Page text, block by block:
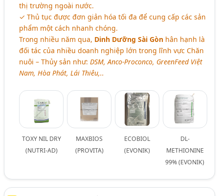
thị trường ngoài nước.
✓ Thủ tục được đơn giản hóa tối đa để cung cấp các sản
phẩm một cách nhanh chóng.
Trong nhiều năm qua, Dinh Dưỡng Sài Gòn hân hạnh là
đối tác của nhiều doanh nghiệp lớn trong lĩnh vực Chăn
nuôi – Thủy sản như:DSM, Anco-Proconco, GreenFeed Việt
Nam, Hòa Phát, Lái Thiêu,..
TOXY NIL DRY
(NUTRI-AD)
MAXBIOS
(PROVITA)
ECOBIOL
(EVONIK)
DL-
METHIONINE
99% (EVONIK)